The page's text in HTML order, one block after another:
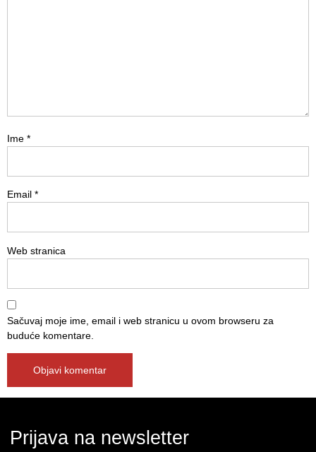
Ime *
Email *
Web stranica
Sačuvaj moje ime, email i web stranicu u ovom browseru za
buduće komentare.
Prijava na newsletter